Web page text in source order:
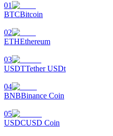
01
BTCBitcoin
02
ETHEthereum
03
USDTTether USDt
04
BNBBinance Coin
05
USDCUSD Coin